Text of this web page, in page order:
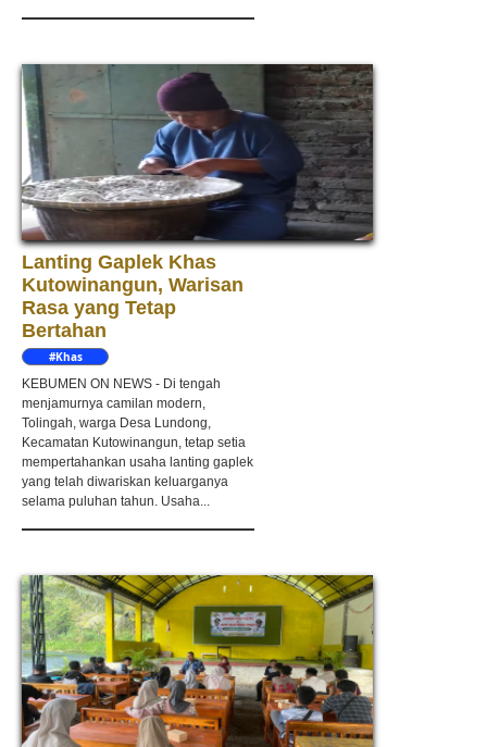
Lanting Gaplek Khas
Kutowinangun, Warisan
Rasa yang Tetap
Bertahan
#Khas
KEBUMEN ON NEWS - Di tengah
menjamurnya camilan modern,
Tolingah, warga Desa Lundong,
Kecamatan Kutowinangun, tetap setia
mempertahankan usaha lanting gaplek
yang telah diwariskan keluarganya
selama puluhan tahun. Usaha...